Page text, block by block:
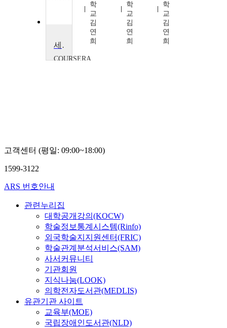
희
학
교
김
연
희
학
교
김
연
희
학
교
김
연
희
세계 파악하기
COURSERA
고객센터 (평일: 09:00~18:00)
1599-3122
ARS 번호안내
관련누리집
대학공개강의(KOCW)
학술정보통계시스템(Rinfo)
외국학술지지원센터(FRIC)
학술관계분석서비스(SAM)
사서커뮤니티
기관회원
지식나눔(LOOK)
의학전자도서관(MEDLIS)
유관기관 사이트
교육부(MOE)
국립장애인도서관(NLD)